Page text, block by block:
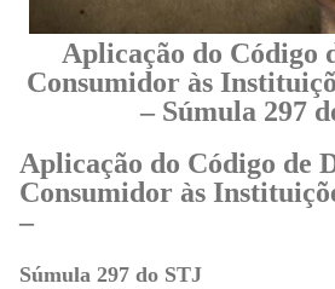
Aplicação do Código
Consumidor às
– Súmula 297
Aplicação do Código de
Consumidor às
–
Súmula 297 do STJ